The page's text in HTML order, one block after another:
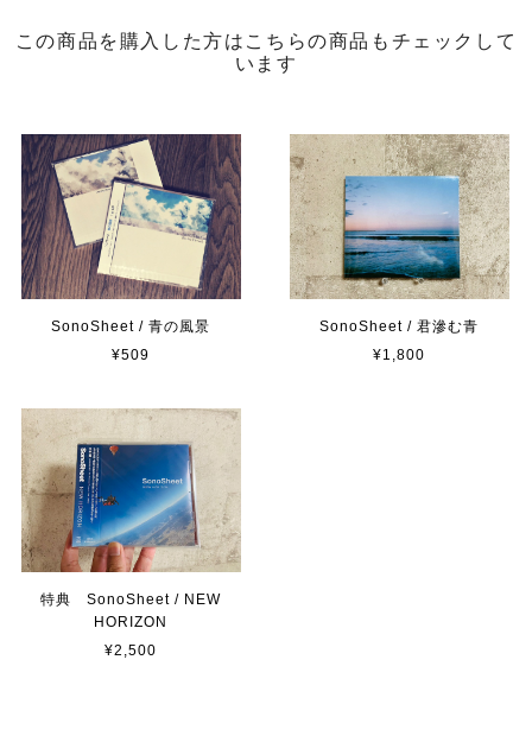
この商品を購入した方はこちらの商品もチェックして
います
SonoSheet / 青の風景
¥509
SonoSheet / 君滲む青
¥1,800
特典 SonoSheet / NEW
HORIZON
¥2,500